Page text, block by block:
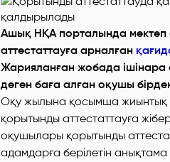
Ашық НҚА порталында мектеп
аттестаттауға арналған
Жарияланған жобада ішінара
деген баға алған оқушы
Оқу жылына қосымша жиынтық
қорытынды аттестаттауға
оқушылары қорытынды
адамдарға берілетін